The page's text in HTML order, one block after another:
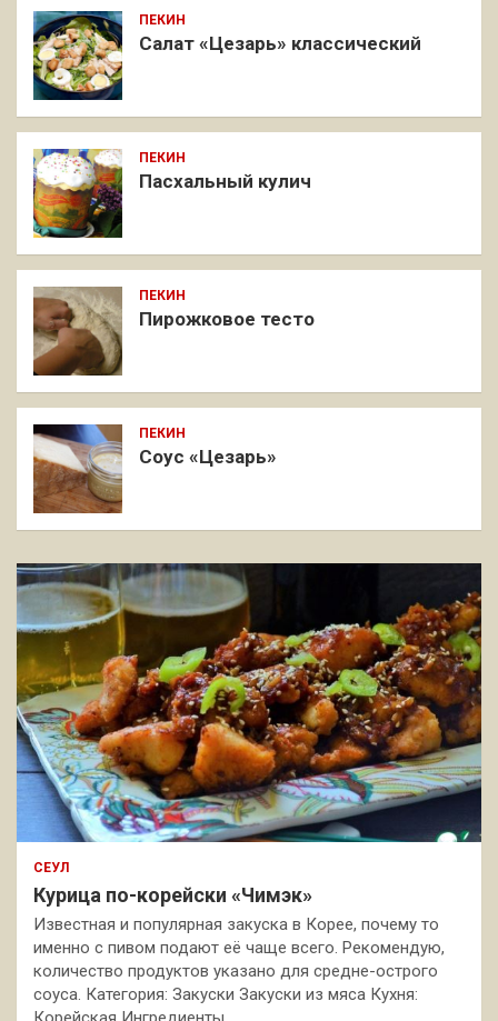
ПЕКИН
Салат «Цезарь» классический
ПЕКИН
Пасхальный кулич
ПЕКИН
Пирожковое тесто
ПЕКИН
Соус «Цезарь»
СЕУЛ
Курица по-корейски «Чимэк»
Известная и популярная закуска в Корее, почему то
именно с пивом подают её чаще всего. Рекомендую,
количество продуктов указано для средне-острого
соуса. Категория: Закуски Закуски из мяса Кухня: